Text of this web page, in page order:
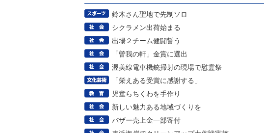
鈴木さん聖地で先制ソロ
シクラメン出荷始まる
出場２チーム健闘誓う
「曽我の軒」金賞に選出
渥美線電車機銃掃射の現場で慰霊祭
「栄えある受賞に感謝する」
児童らちくわを手作り
新しい魅力ある地域づくりを
バザー売上金一部寄付